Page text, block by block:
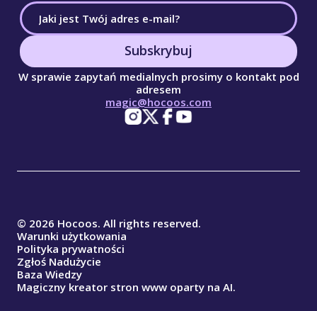
Subskrybuj
W sprawie zapytań medialnych prosimy o kontakt pod
adresem
magic@hocoos.com
© 2026 Hocoos. All rights reserved.
Warunki użytkowania
Polityka prywatności
Zgłoś Nadużycie
Baza Wiedzy
Magiczny kreator stron www oparty na AI.